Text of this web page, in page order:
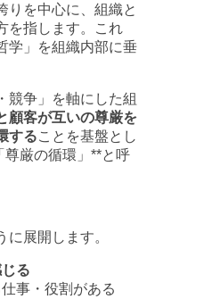
りを中心に、組織と
を指します。これ
学」を組織内部に垂
競争」を軸にした組
顧客が互いの尊厳を
することを基盤とし
尊厳の循環」**と呼
展開します。
る
事・役割がある